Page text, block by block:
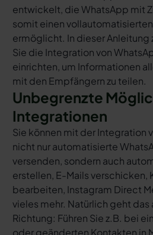
entwickelt, die WhatsApp mit
somit einen
ermöglicht. In dieser Anleitung
Sie die Integration von
einrichten, um Informationen
mit den Empfängern zu teilen.
Unbegrenzte
Integrationen
Sie können mit der Integration
nicht nur automatisierte
versenden, sondern auch
erstellen, E-Mails verschicken,
bearbeiten, Instagram Direct
vieles mehr. Natürlich geht das
Richtung: Führen Sie z.B. bei
oder geänderten Kontakten in